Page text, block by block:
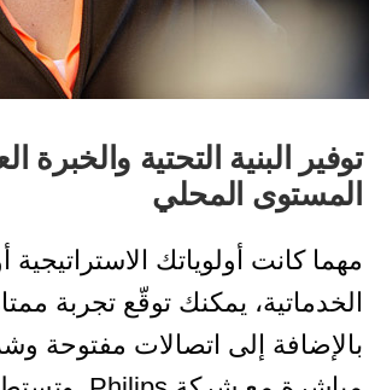
البنية التحتية والخبرة
المحلي
كانت أولوياتك الاستراتيجية
يمكنك توقّع تجربة
إلى اتصالات مفتوحة